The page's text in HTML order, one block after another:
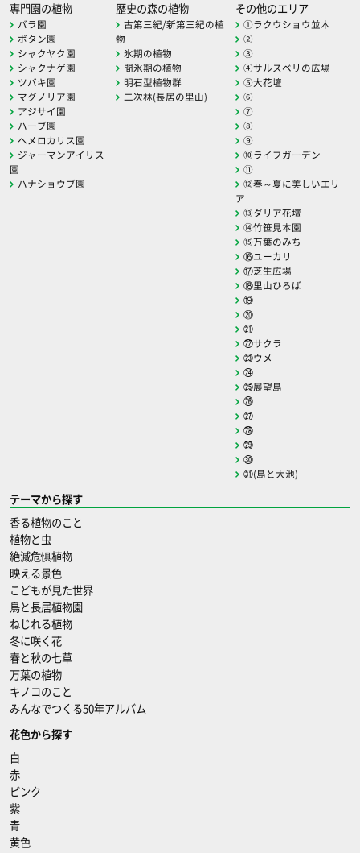
専門園の植物
バラ園
ボタン園
シャクヤク園
シャクナゲ園
ツバキ園
マグノリア園
アジサイ園
ハーブ園
ヘメロカリス園
ジャーマンアイリス
園
ハナショウブ園
歴史の森の植物
古第三紀/新第三紀の植
物
氷期の植物
間氷期の植物
明石型植物群
二次林(長居の里山)
その他のエリア
①ラクウショウ並木
②
③
④サルスベリの広場
⑤大花壇
⑥
⑦
⑧
⑨
⑩ライフガーデン
⑪
⑫春～夏に美しいエリ
ア
⑬ダリア花壇
⑭竹笹見本園
⑮万葉のみち
⑯ユーカリ
⑰芝生広場
⑱里山ひろば
⑲
⑳
㉑
㉒サクラ
㉓ウメ
㉔
㉕展望島
㉖
㉗
㉘
㉙
㉚
㉛(島と大池)
テーマから探す
香る植物のこと
植物と虫
絶滅危惧植物
映える景色
こどもが見た世界
鳥と長居植物園
ねじれる植物
冬に咲く花
春と秋の七草
万葉の植物
キノコのこと
みんなでつくる50年アルバム
花色から探す
白
赤
ピンク
紫
青
黄色